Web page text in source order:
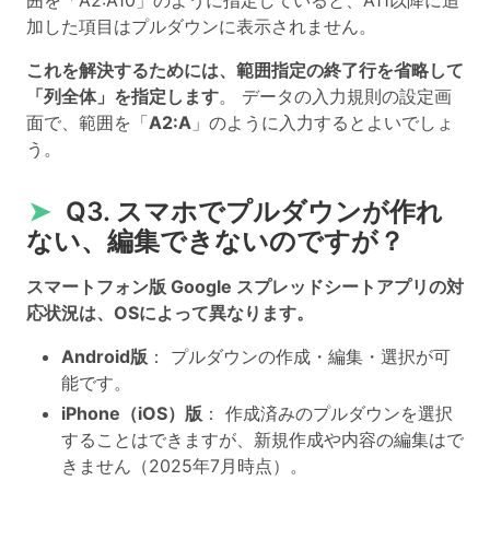
加した項目はプルダウンに表示されません。
これを解決するためには、範囲指定の終了行を省略して
「列全体」を指定します。 データの入力規則の設定画
面で、範囲を「A2:A 」のように入力するとよいでしょ
う。
➤ Q3. スマホでプルダウンが作れ
ない、編集できないのですが？
スマートフォン版 Google スプレッドシートアプリの対
応状況は、OSによって異なります。
Android版 ： プルダウンの作成・編集・選択が可
能です。
iPhone（iOS）版 ： 作成済みのプルダウンを選択
することはできますが、新規作成や内容の編集はで
きません（2025年7月時点）。